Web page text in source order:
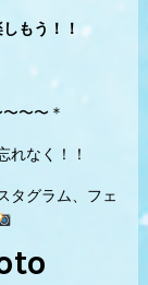
もう！！
〜〜＊
れなく！！
タグラム、フェ